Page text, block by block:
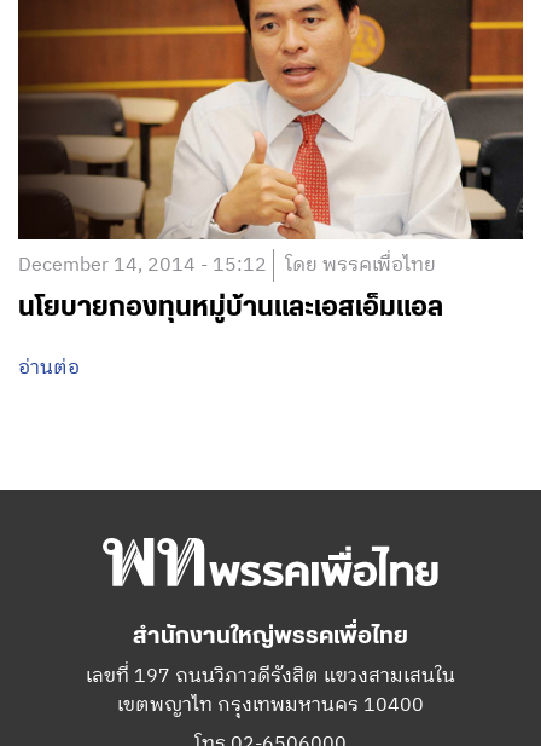
December 14, 2014 - 15:12 โดย พรรคเพื่อไทย
นโยบายกองทุนหมู่บ้านและเอสเอ็มแอล
อ่านต่อ
สำนักงานใหญ่พรรคเพื่อไทย
เลขที่ 197 ถนนวิภาวดีรังสิต แขวงสามเสนใน
เขตพญาไท กรุงเทพมหานคร 10400